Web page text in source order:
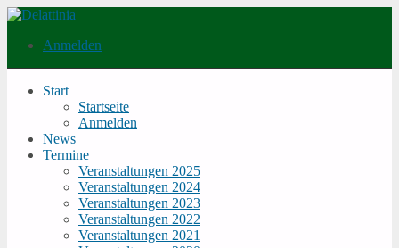
Direkt zum Inhalt
Delattinia
Anmelden
Main menu
Start
Startseite
Anmelden
News
Termine
Veranstaltungen 2025
Veranstaltungen 2024
Veranstaltungen 2023
Veranstaltungen 2022
Veranstaltungen 2021